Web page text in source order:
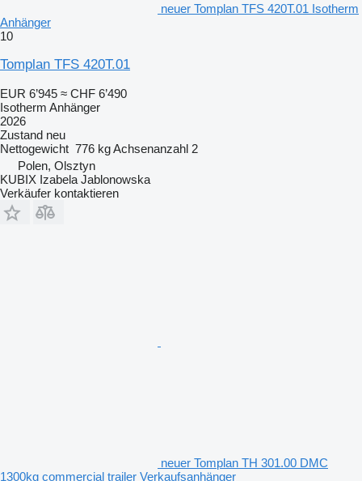
neuer Tomplan TFS 420T.01 Isotherm
Anhänger
10
Tomplan TFS 420T.01
EUR 6’945 ≈ CHF 6’490
Isotherm Anhänger
2026
Zustand neu
Nettogewicht 776 kgAchsenanzahl 2
Polen, Olsztyn
KUBIX Izabela Jablonowska
Verkäufer kontaktieren
neuer Tomplan TH 301.00 DMC
1300kg commercial trailer Verkaufsanhänger